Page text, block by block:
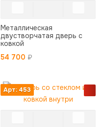
Металлическая
двустворчатая дверь с
ковкой
54 700 ₽
Арт: 453